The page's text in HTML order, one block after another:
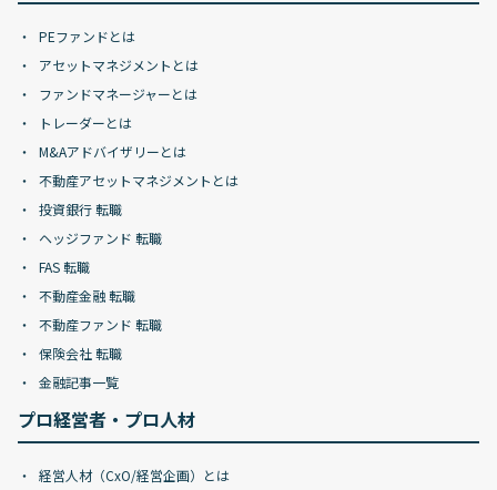
PEファンドとは
アセットマネジメントとは
ファンドマネージャーとは
トレーダーとは
M&Aアドバイザリーとは
不動産アセットマネジメントとは
投資銀行 転職
ヘッジファンド 転職
FAS 転職
不動産金融 転職
不動産ファンド 転職
保険会社 転職
金融記事一覧
プロ経営者・プロ人材
経営人材（CxO/経営企画）とは